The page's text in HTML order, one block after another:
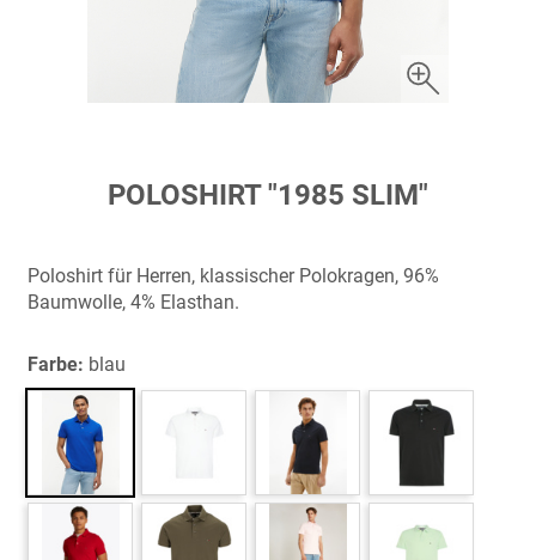
springen
POLOSHIRT "1985 SLIM"
Poloshirt für Herren, klassischer Polokragen, 96%
Baumwolle, 4% Elasthan.
Farbe: blau